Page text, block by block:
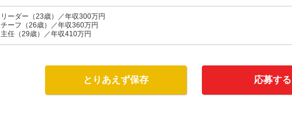
リーダー（23歳）／年収300万円
チーフ（26歳）／年収360万円
主任（29歳）／年収410万円
とりあえず保存 応募する